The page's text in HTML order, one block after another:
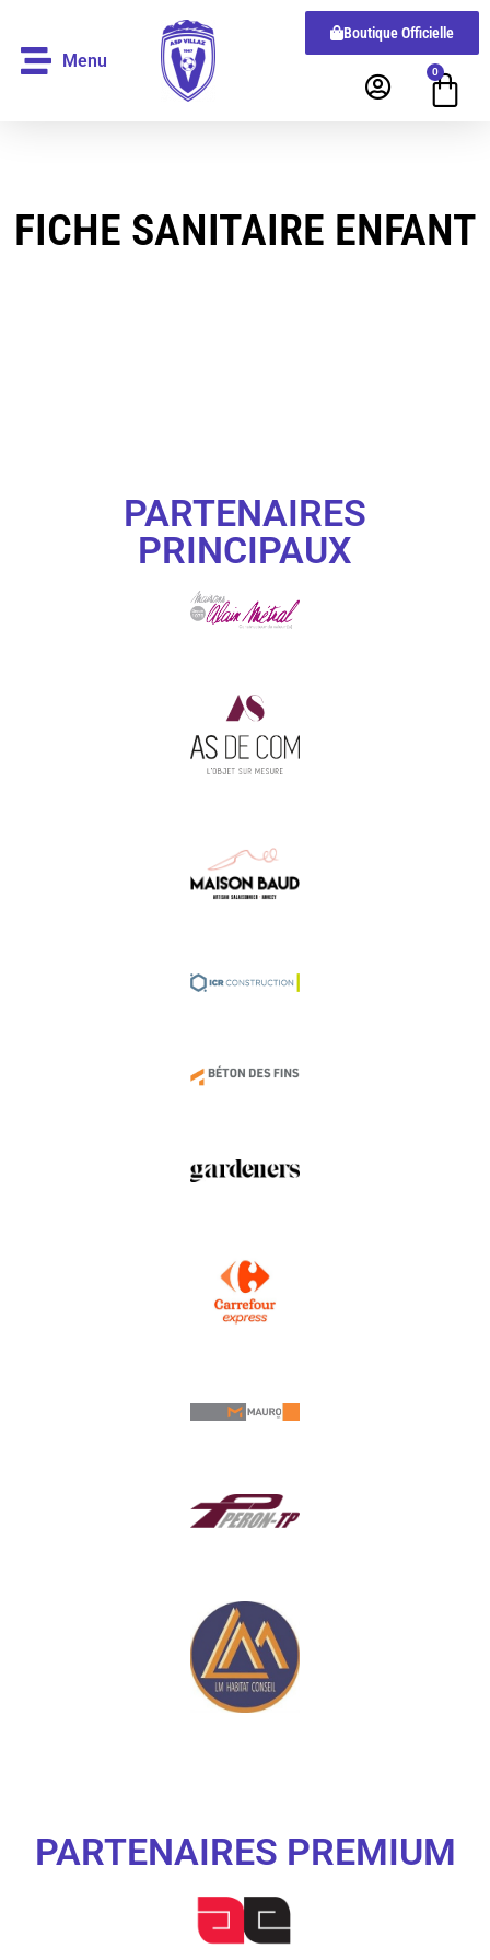
Menu
Boutique Officielle
0
FICHE SANITAIRE ENFANT
PARTENAIRES
PRINCIPAUX
PARTENAIRES PREMIUM